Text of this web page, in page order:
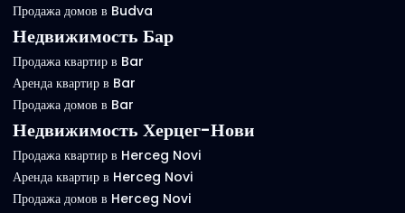
Продажа домов в Budva
Недвижимость Бар
Продажа квартир в Bar
Аренда квартир в Bar
Продажа домов в Bar
Недвижимость Херцег-Нови
Продажа квартир в Herceg Novi
Аренда квартир в Herceg Novi
Продажа домов в Herceg Novi